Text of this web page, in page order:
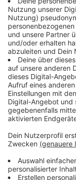
installieren - auf
Quadratmetern.
öffentliche Netz
demnach auch
sei zum
Gespräch. In
nicht nur in
vor Ort
Genossenschaft.
Anzeige
Geplante
Anzeige